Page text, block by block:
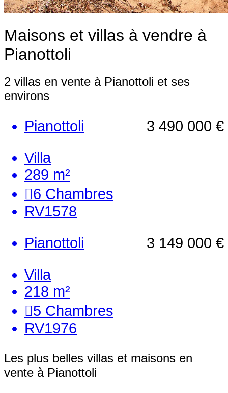
Maisons et villas à vendre à
Pianottoli
2 villas en vente à Pianottoli et ses
environs
3 490 000 €
Pianottoli
Villa
289 m²
6 Chambres
RV1578
3 149 000 €
Pianottoli
Villa
218 m²
5 Chambres
RV1976
Les plus belles villas et maisons en
vente à Pianottoli